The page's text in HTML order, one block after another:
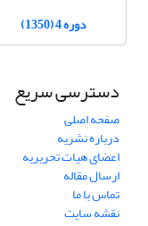
دوره 4 (1350)
دسترسی سریع
صفحه اصلی
درباره نشریه
اعضای هیات تحریریه
ارسال مقاله
تماس با ما
نقشه سایت